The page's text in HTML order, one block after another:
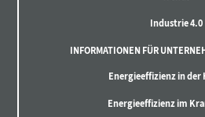
Industrie 4.0
INFORMATIONEN FÜR
Energieeffizienz in der
Energieeffizienz im